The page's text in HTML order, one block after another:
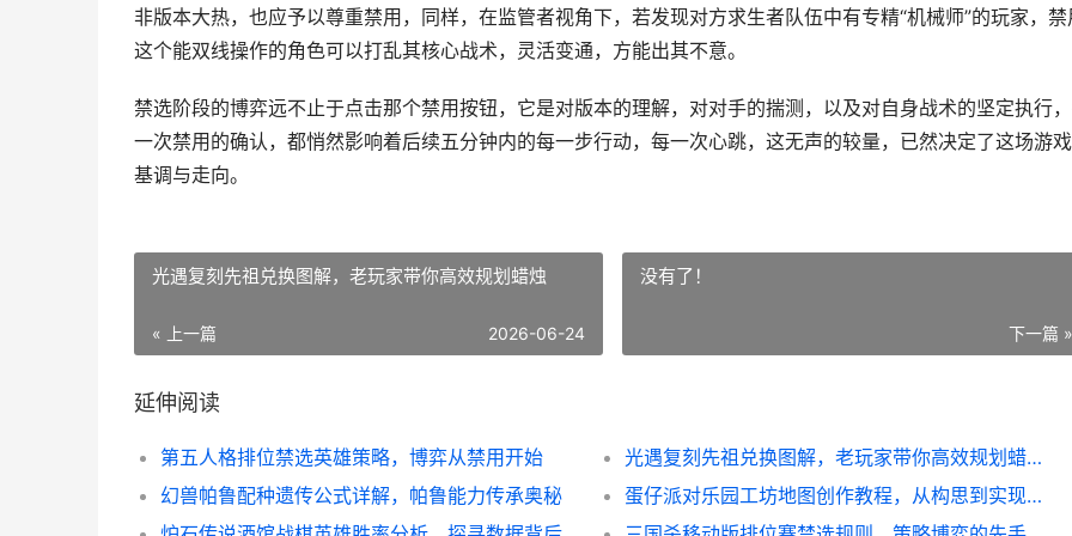
非版本大热，也应予以尊重禁用，同样，在监管者视角下，若发现对方求生者队伍中有专精“机械师”的玩家，禁
这个能双线操作的角色可以打乱其核心战术，灵活变通，方能出其不意。
禁选阶段的博弈远不止于点击那个禁用按钮，它是对版本的理解，对对手的揣测，以及对自身战术的坚定执行
一次禁用的确认，都悄然影响着后续五分钟内的每一步行动，每一次心跳，这无声的较量，已然决定了这场游
基调与走向。
光遇复刻先祖兑换图解，老玩家带你高效规划蜡烛
« 上一篇 2026-06-24
没有了！
下一篇 »
延伸阅读
第五人格排位禁选英雄策略，博弈从禁用开始
光遇复刻先祖兑换图解，老玩家带你高效规划蜡烛
幻兽帕鲁配种遗传公式详解，帕鲁能力传承奥秘
蛋仔派对乐园工坊地图创作教程，从构思到实现的玩家指南